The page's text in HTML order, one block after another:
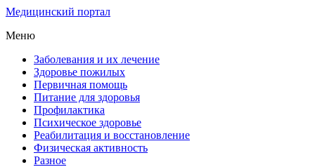
Медицинский портал
Меню
Заболевания и их лечение
Здоровье пожилых
Первичная помощь
Питание для здоровья
Профилактика
Психическое здоровье
Реабилитация и восстановление
Физическая активность
Разное